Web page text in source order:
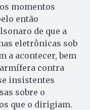
momentos
então
de que a
eletrônicas sob
a acontecer, bem
contra
insistentes
sobre o
que o dirigiam.